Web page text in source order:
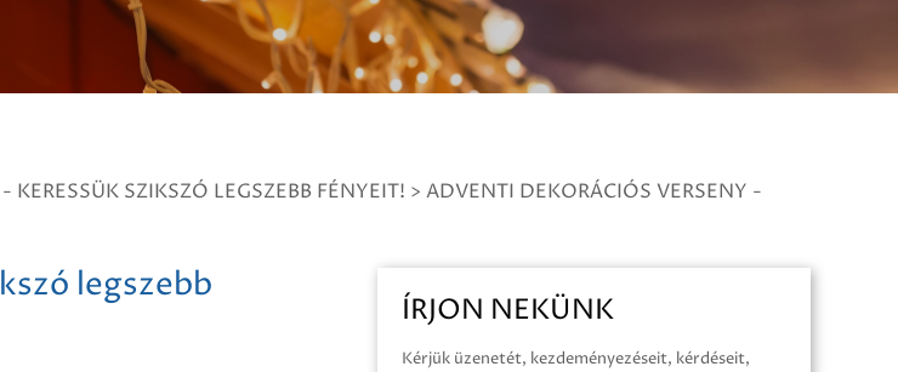
SZIKSZÓ LEGSZEBB FÉNYEIT! > ADVENTI DEKORÁCIÓS VERSENY -
legszebb
ÍRJON NEKÜNK
Kérjük üzenetét, kezdeményezéseit, kérdéseit,